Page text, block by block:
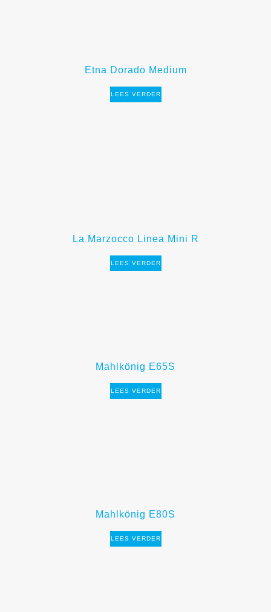
Etna Dorado Medium
LEES VERDER
La Marzocco Linea Mini R
LEES VERDER
Mahlkönig E65S
LEES VERDER
Mahlkönig E80S
LEES VERDER